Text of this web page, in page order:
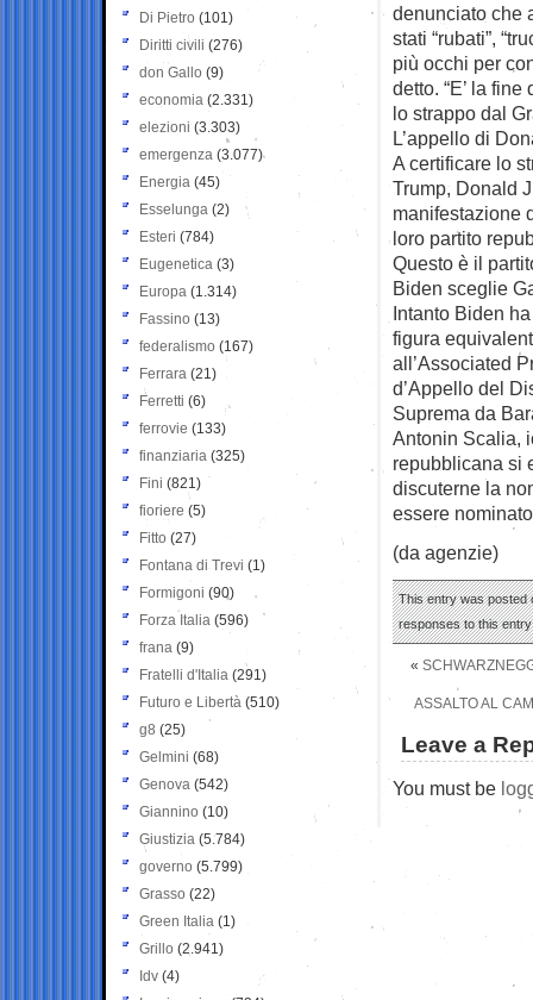
denunciato che
stati “rubati”,
più occhi per
detto. “E’ la
lo strappo dal
L’appello di
A certificare lo
Trump, Donald
manifestazione
loro partito
Questo è il
Biden sceglie
Intanto Biden
figura
all’Associated
d’Appello del
Suprema da
Antonin Scalia,
repubblicana si
discuterne la
essere
(da agenzie)
This entry was posted
responses to this
«
ASSALTO AL
Leave a
You must be
Di Pietro (101)
Diritti civili (276)
don Gallo (9)
economia (2.331)
elezioni (3.303)
emergenza (3.077)
Energia (45)
Esselunga (2)
Esteri (784)
Eugenetica (3)
Europa (1.314)
Fassino (13)
federalismo (167)
Ferrara (21)
Ferretti (6)
ferrovie (133)
finanziaria (325)
Fini (821)
fioriere (5)
Fitto (27)
Fontana di Trevi (1)
Formigoni (90)
Forza Italia (596)
frana (9)
Fratelli d'Italia (291)
Futuro e Libertà (510)
g8 (25)
Gelmini (68)
Genova (542)
Giannino (10)
Giustizia (5.784)
governo (5.799)
Grasso (22)
Green Italia (1)
Grillo (2.941)
Idv (4)